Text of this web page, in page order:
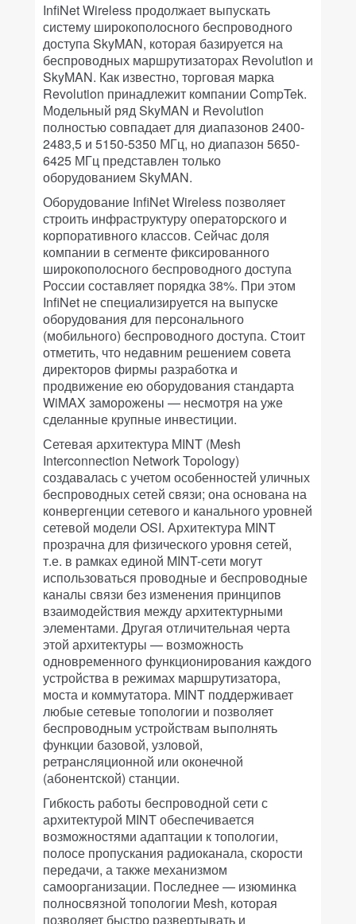
InfiNet Wireless продолжает выпускать
систему широкополосного беспроводного
доступа SkyMAN, которая базируется на
беспроводных маршрутизаторах Revolution и
SkyMAN. Как известно, торговая марка
Revolution принадлежит компании CompTek.
Модельный ряд SkyMAN и Revolution
полностью совпадает для диапазонов 2400-
2483,5 и 5150-5350 МГц, но диапазон 5650-
6425 МГц представлен только
оборудованием SkyMAN.
Оборудование InfiNet Wireless позволяет
строить инфраструктуру операторского и
корпоративного классов. Сейчас доля
компании в сегменте фиксированного
широкополосного беспроводного доступа
России составляет порядка 38%. При этом
InfiNet не специализируется на выпуске
оборудования для персонального
(мобильного) беспроводного доступа. Стоит
отметить, что недавним решением совета
директоров фирмы разработка и
продвижение ею оборудования стандарта
WiMAX заморожены — несмотря на уже
сделанные крупные инвестиции.
Сетевая архитектура MINT (Mesh
Interconnection Network Topology)
создавалась с учетом особенностей уличных
беспроводных сетей связи; она основана на
конвергенции сетевого и канального уровней
сетевой модели OSI. Архитектура MINT
прозрачна для физического уровня сетей,
т.е. в рамках единой MINT-сети могут
использоваться проводные и беспроводные
каналы связи без изменения принципов
взаимодействия между архитектурными
элементами. Другая отличительная черта
этой архитектуры — возможность
одновременного функционирования каждого
устройства в режимах маршрутизатора,
моста и коммутатора. MINT поддерживает
любые сетевые топологии и позволяет
беспроводным устройствам выполнять
функции базовой, узловой,
ретрансляционной или оконечной
(абонентской) станции.
Гибкость работы беспроводной сети с
архитектурой MINT обеспечивается
возможностями адаптации к топологии,
полосе пропускания радиоканала, скорости
передачи, а также механизмом
самоорганизации. Последнее — изюминка
полносвязной топологии Mesh, которая
позволяет быстро развертывать и